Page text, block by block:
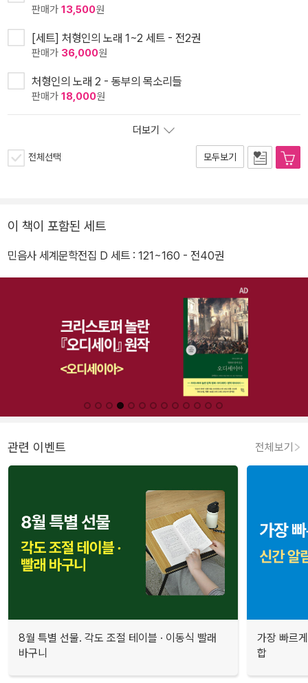
판매가 13,500원
[세트] 처형인의 노래 1~2 세트 - 전2권
판매가 36,000원
처형인의 노래 2 - 동부의 목소리들
판매가 18,000원
더보기
전체선택 모두보기
이 책이 포함된 세트
민음사 세계문학전집 D 세트 : 121~160 - 전40권
관련 이벤트 전체보기
8월 특별 선물. 각도 조절 테이블 · 이동식 빨래
바구니
가장 빠르
합